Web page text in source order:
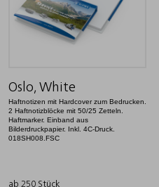
Oslo, White
Haftnotizen mit Hardcover zum Bedrucken.
2 Haftnotizblöcke mit 50/25 Zetteln.
Haftmarker. Einband aus
Bilderdruckpapier. Inkl. 4C-Druck.
018SH008.FSC
ab 250 Stück